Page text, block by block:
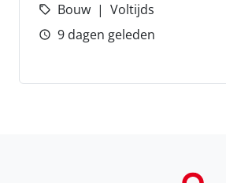
Bouw
Voltijds
9 dagen geleden